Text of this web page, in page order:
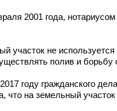
2001 года,
участок не
полив и борьбу
году гражданского
что на земельный участок